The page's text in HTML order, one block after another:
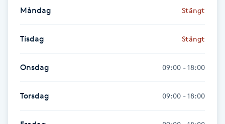
Klippning & Slingor
Klippning ungdom
Koppningsmassage
Kosmetisk tatuering
Kostrådgivning
Måndag Stängt
Tisdag Stängt
Onsdag 09:00 - 18:00
Torsdag 09:00 - 18:00